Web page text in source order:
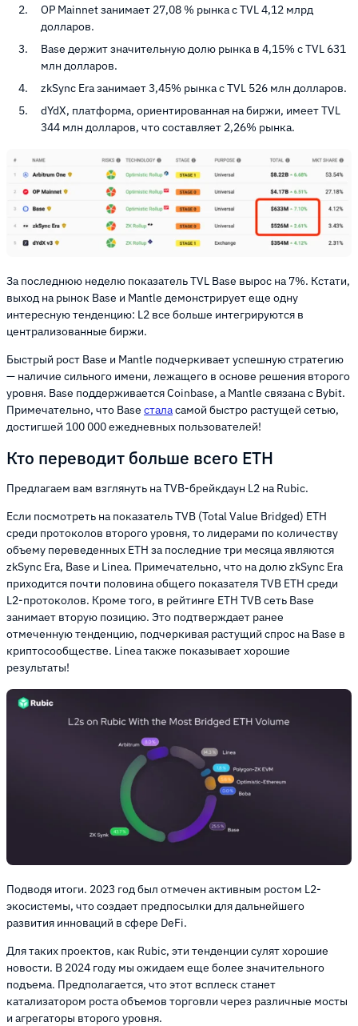
OP Mainnet занимает 27,08 % рынка с TVL 4,12 млрд
долларов.
Base держит значительную долю рынка в 4,15% с TVL 631
млн долларов.
zkSync Era занимает 3,45% рынка с TVL 526 млн долларов.
dYdX, платформа, ориентированная на биржи, имеет TVL
344 млн долларов, что составляет 2,26% рынка.
За последнюю неделю показатель TVL Base вырос на 7%. Кстати,
выход на рынок Base и Mantle демонстрирует еще одну
интересную тенденцию: L2 все больше интегрируются в
централизованные биржи.
Быстрый рост Base и Mantle подчеркивает успешную стратегию
— наличие сильного имени, лежащего в основе решения второго
уровня. Base поддерживается Coinbase, а Mantle связана с Bybit.
Примечательно, что Base сталасамой быстро растущей сетью,
достигшей 100 000 ежедневных пользователей!
Кто переводит больше всего ETH
Предлагаем вам взглянуть на TVB-брейкдаун L2 на Rubic.
Если посмотреть на показатель TVB (Total Value Bridged) ETH
среди протоколов второго уровня, то лидерами по количеству
объему переведенных ETH за последние три месяца являются
zkSync Era, Base и Linea. Примечательно, что на долю zkSync Era
приходится почти половина общего показателя TVB ETH среди
L2-протоколов. Кроме того, в рейтинге ETH TVB сеть Base
занимает вторую позицию. Это подтверждает ранее
отмеченную тенденцию, подчеркивая растущий спрос на Base в
криптосообществе. Linea также показывает хорошие
результаты!
Подводя итоги. 2023 год был отмечен активным ростом L2-
экосистемы, что создает предпосылки для дальнейшего
развития инноваций в сфере DeFi.
Для таких проектов, как Rubic, эти тенденции сулят хорошие
новости. В 2024 году мы ожидаем еще более значительного
подъема. Предполагается, что этот всплеск станет
катализатором роста объемов торговли через различные мосты
и агрегаторы второго уровня.